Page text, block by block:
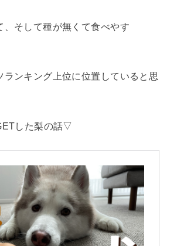
、そして種が無くて食べやす
ランキング上位に位置していると思
した梨の話▽